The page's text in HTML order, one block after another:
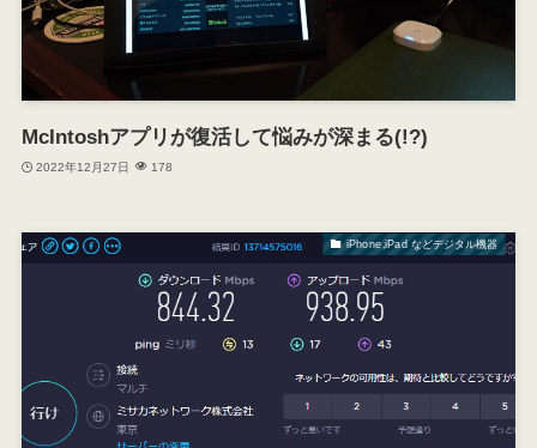
McIntoshアプリが復活して悩みが深まる(!?)
2022年12月27日 178
iPhone,iPad などデジタル機器